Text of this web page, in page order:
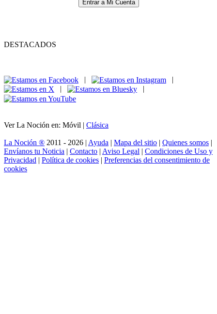
Entrar a Mi Cuenta
DESTACADOS
|
|
|
|
Ver La Noción en: Móvil | Clásica
La Noción ® 2011 - 2026 | Ayuda | Mapa del sitio | Quienes somos |
Envíanos tu Noticia | Contacto | Aviso Legal | Condiciones de Uso y
Privacidad | Política de cookies | Preferencias del consentimiento de
cookies